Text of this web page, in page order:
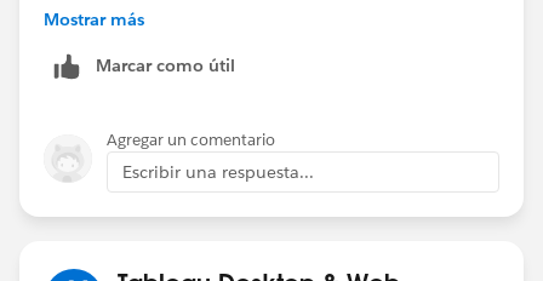
worksheet
Thank you so much!!
Mostrar más
Marcar como útil
Agregar un comentario
Escribir una respuesta...